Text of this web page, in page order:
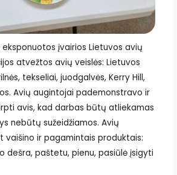
įvairios Lietuvos avių
atvežtos avių veislės: Lietuvos
tekseliai, juodgalvės, Kerry Hill,
Avių augintojai pademonstravo ir
avis, kad darbas būtų atliekamas
nebūtų sužeidžiamos. Avių
vaišino ir pagamintais produktais:
dešra, paštetu, pienu, pasiūlė įsigyti